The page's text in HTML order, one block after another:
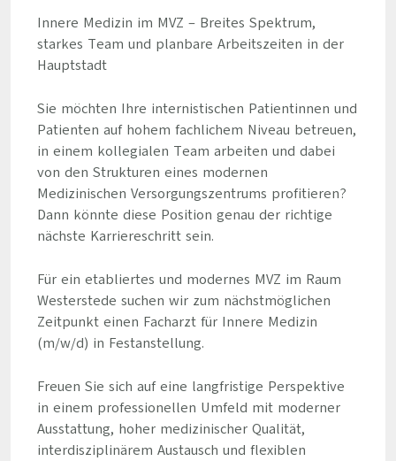
Innere Medizin im MVZ – Breites Spektrum,
starkes Team und planbare Arbeitszeiten in der
Hauptstadt
Sie möchten Ihre internistischen Patientinnen und
Patienten auf hohem fachlichem Niveau betreuen,
in einem kollegialen Team arbeiten und dabei
von den Strukturen eines modernen
Medizinischen Versorgungszentrums profitieren?
Dann könnte diese Position genau der richtige
nächste Karriereschritt sein.
Für ein etabliertes und modernes MVZ im Raum
Westerstede suchen wir zum nächstmöglichen
Zeitpunkt einen Facharzt für Innere Medizin
(m/w/d) in Festanstellung.
Freuen Sie sich auf eine langfristige Perspektive
in einem professionellen Umfeld mit moderner
Ausstattung, hoher medizinischer Qualität,
interdisziplinärem Austausch und flexiblen